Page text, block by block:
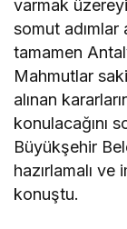
varmak
somut adımlar
tamamen
Mahmutlar
alınan
konulacağını
Büyükşehir
hazırlamalı ve
konuştu.